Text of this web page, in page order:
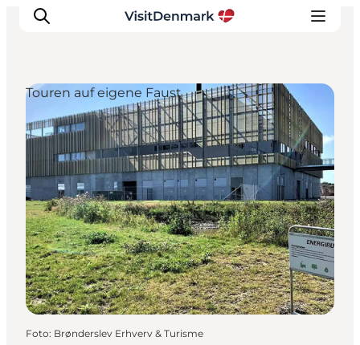
Inspiration
Regionen
Erlebnisse
Unterkünfte
Reiseplanung
Touren auf eigene Faust
Foto: Brønderslev Erhverv & Turisme